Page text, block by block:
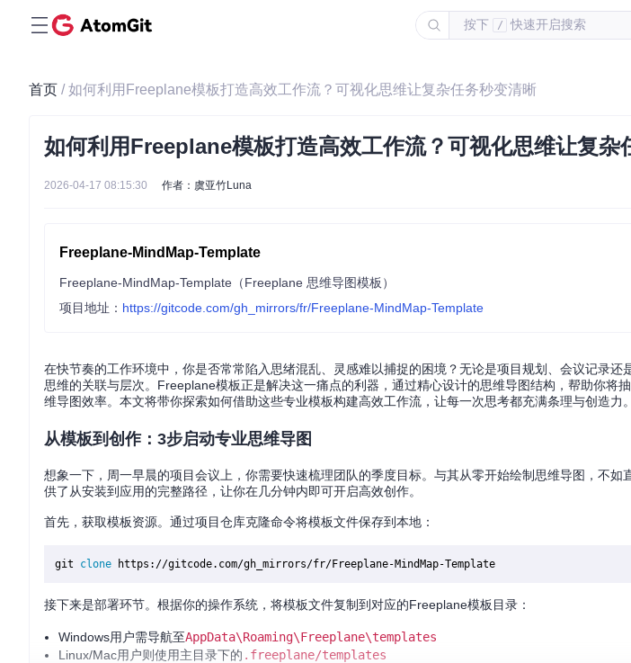
按下 / 快速开启搜索
首页 / 如何利用Freeplane模板打造高效工作流？可视化思维让复杂任务秒变清晰
如何利用Freeplane模板打造高效工作流？可视化思维让复杂
2026-04-17 08:15:30 作者：虞亚竹Luna
Freeplane-MindMap-Template
Freeplane-MindMap-Template（Freeplane 思维导图模板）
项目地址： https://gitcode.com/gh_mirrors/fr/Freeplane-MindMap-Template
在快节奏的工作环境中，你是否常常陷入思绪混乱、灵感难以捕捉的困境？无论是项目规划、会议记录
思维的关联与层次。Freeplane模板正是解决这一痛点的利器，通过精心设计的思维导图结构，帮助你将
维导图效率。本文将带你探索如何借助这些专业模板构建高效工作流，让每一次思考都充满条理与创造力。
从模板到创作：3步启动专业思维导图
想象一下，周一早晨的项目会议上，你需要快速梳理团队的季度目标。与其从零开始绘制思维导图，不
供了从安装到应用的完整路径，让你在几分钟内即可开启高效创作。
首先，获取模板资源。通过项目仓库克隆命令将模板文件保存到本地：
git clone
接下来是部署环节。根据你的操作系统，将模板文件复制到对应的Freeplane模板目录：
Windows用户需导航至AppData\Roaming\Freeplane\templates
Linux/Mac用户则使用主目录下的 .freeplane/templates